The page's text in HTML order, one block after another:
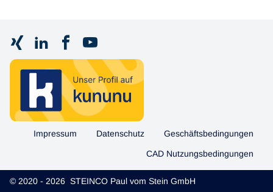
Impressum Datenschutz Geschäftsbedingungen
CAD Nutzungsbedingungen
© 2020 - 2026 STEINCO Paul vom Stein GmbH